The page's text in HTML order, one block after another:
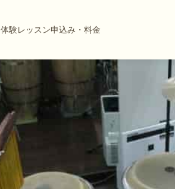
体験レッスン申込み・料金